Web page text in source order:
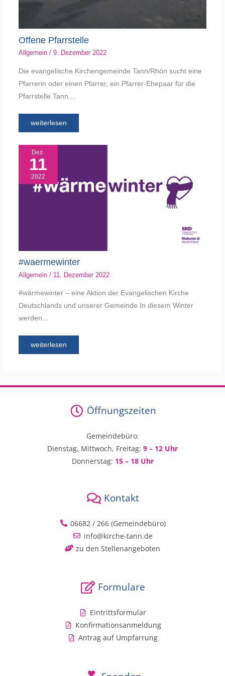
Offene Pfarrstelle
Allgemein/ 9. Dezember 2022
Die evangelische Kirchengemeinde Tann/Rhön sucht eine
Pfarrerin oder einen Pfarrer, ein Pfarrer-Ehepaar für die
Pfarrstelle Tann…
weiterlesen
Dez.
11
2022
#waermewinter
Allgemein/ 11. Dezember 2022
#wärmewinter – eine Aktion der Evangelischen Kirche
Deutschlands und unserer Gemeinde In diesem Winter
werden…
weiterlesen
Öffnungszeiten
Gemeindebüro:
Dienstag, Mittwoch, Freitag: 9 – 12 Uhr
Donnerstag: 15 – 18 Uhr
Kontakt
06682 / 266 (Gemeindebüro)
info@kirche-tann.de
zu den Stellenangeboten
Formulare
Eintrittsformular
Konfirmationsanmeldung
Antrag auf Umpfarrung